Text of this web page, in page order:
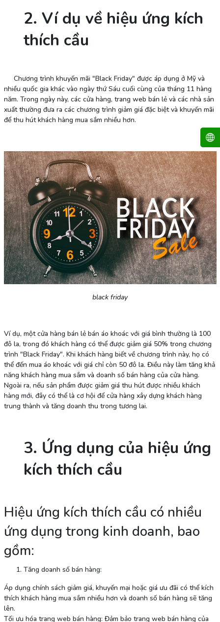
2. Ví dụ về hiệu ứng kích
thích cầu
Chương trình khuyến mãi "Black Friday" được áp dụng ở Mỹ và
nhiều quốc gia khác vào ngày thứ Sáu cuối cùng của tháng 11 hàng
năm. Trong ngày này, các cửa hàng, trang web bán lẻ và các nhà sản
xuất thường đưa ra các chương trình giảm giá đặc biệt và khuyến mãi
để thu hút khách hàng mua sắm nhiều hơn.
black friday
Ví dụ, một cửa hàng bán lẻ bán áo khoác với giá bình thường là 100
đô la, trong đó khách hàng có thể được giảm giá 50% trong chương
trình "Black Friday". Khi khách hàng biết về chương trình này, họ có
thể đến mua áo khoác với giá chỉ còn 50 đô la. Điều này làm tăng khả
năng khách hàng mua sắm và doanh số bán hàng của cửa hàng.
Ngoài ra, nếu sản phẩm được giảm giá thu hút được nhiều khách
hàng mới, đây có thể là cơ hội để cửa hàng xây dựng khách hàng
trung thành và tăng doanh thu trong tương lai.
3. Ứng dụng của hiệu ứng
kích thích cầu
Hiệu ứng kích thích cầu có nhiều
ứng dụng trong kinh doanh, bao
gồm:
Tăng doanh số bán hàng:
Áp dụng chính sách giảm giá, khuyến mại hoặc giá ưu đãi có thể kích
thích khách hàng mua sắm nhiều hơn và doanh số bán hàng sẽ tăng
lên.
Tối ưu hóa trang web bán hàng: Đảm bảo trang web bán hàng của